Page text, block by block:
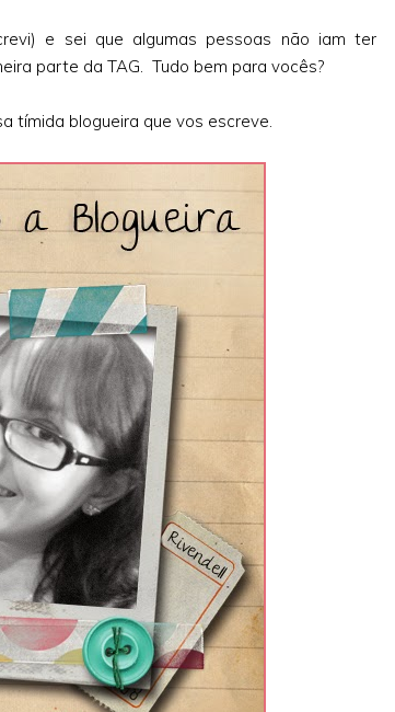
e sei que algumas pessoas não iam ter
parte da TAG. Tudo bem para vocês?
tímida blogueira que vos escreve.